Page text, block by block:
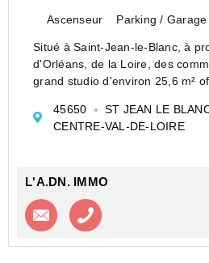
Ascenseur Parking / Garage
Situé à Saint-Jean-le-Blanc, à
d'Orléans, de la Loire, des
grand studio d'environ 25,6 m²
Au sein d'une résidence
45650 ST JEAN LE
CENTRE-VAL-DE-LOIRE
L'A.DN. IMMO
Contacter l'agence